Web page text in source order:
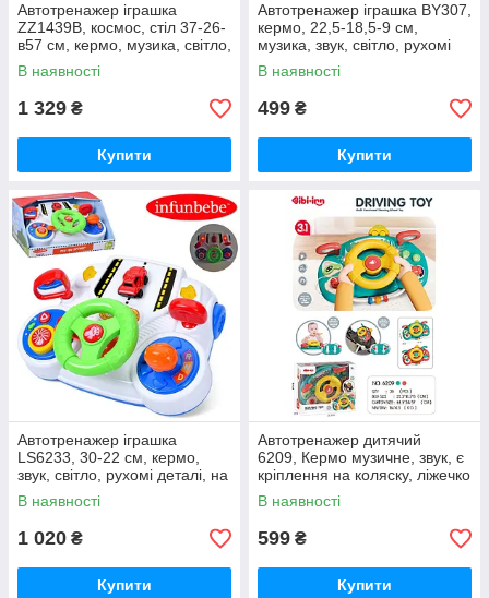
Автотренажер іграшка
ZZ1439B, космос, стіл 37-26-
в57 см, кермо, музика, світло,
рухомі деталі, кульки
В наявності
1 329 ₴
Купити
Автотренажер іграшка BY307,
кермо, 22,5-18,5-9 см,
музика, звук, світло, рухомі
деталі, 2 режими гучності
В наявності
499 ₴
Купити
Автотренажер іграшка
LS6233, 30-22 см, кермо,
звук, світло, рухомі деталі, на
батарейках
В наявності
1 020 ₴
Купити
Автотренажер дитячий
6209, Кермо музичне, звук, є
кріплення на коляску, ліжечко
В наявності
599 ₴
Купити